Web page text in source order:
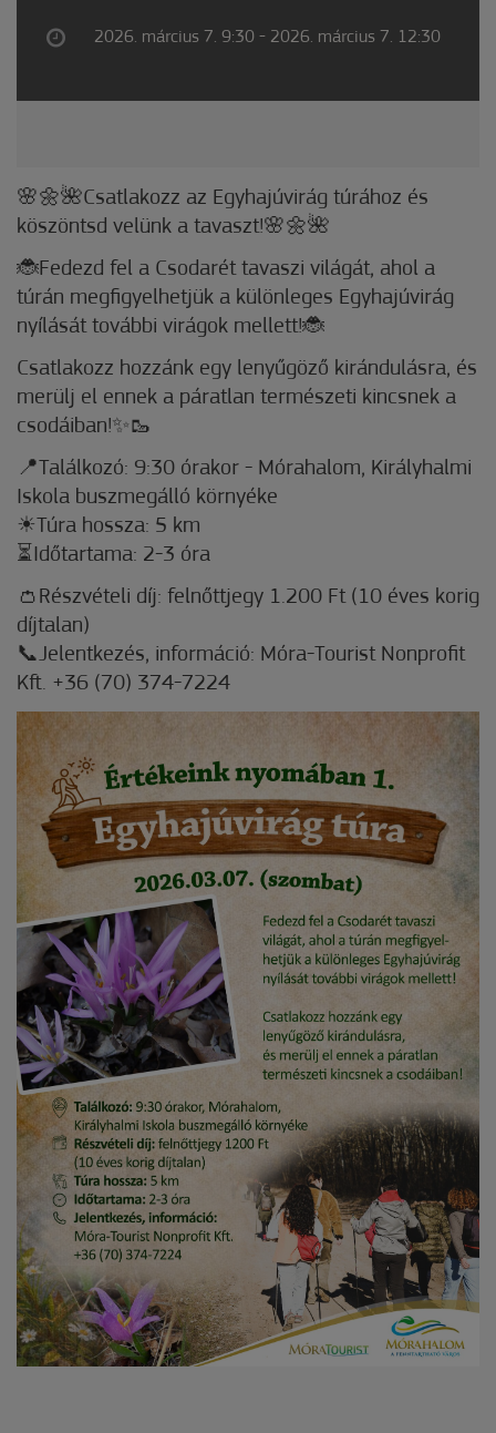
2026. március 7. 9:30 - 2026. március 7. 12:30
🌸🌼🌺Csatlakozz az Egyhajúvirág túrához és
köszöntsd velünk a tavaszt!🌸🌼🌺
🐞Fedezd fel a Csodarét tavaszi világát, ahol a
túrán megfigyelhetjük a különleges Egyhajúvirág
nyílását további virágok mellett!🐞
Csatlakozz hozzánk egy lenyűgöző kirándulásra, és
merülj el ennek a páratlan természeti kincsnek a
csodáiban!✨🥾
📍Találkozó: 9:30 órakor - Mórahalom, Királyhalmi
Iskola buszmegálló környéke
☀Túra hossza: 5 km
⏳Időtartama: 2-3 óra
👛Részvételi díj: felnőttjegy 1.200 Ft (10 éves korig
díjtalan)
📞Jelentkezés, információ: Móra-Tourist Nonprofit
Kft. +36 (70) 374-7224